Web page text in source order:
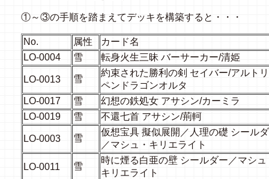
①～③の手順を踏まえてデッキを構築すると・・・
No. 属性
カード名
LO-0004
雪 転身火生三昧 バーサーカー/清姫
LO-0013 雪
約束された勝利の剣 セイバー/アルト
ペンドラゴンオルタ
LO-0017
雪
幻想の鉄処女 アサシン/カーミラ
LO-0019
雪 不還七首 アサシン/荊軻
LO-0003 雪
仮想宝具 擬似展開／人理の礎 シール
／マシュ・キリエライト
LO-0011 雪
時に煙る白亜の壁 シールダー／マシュ
キリエライト